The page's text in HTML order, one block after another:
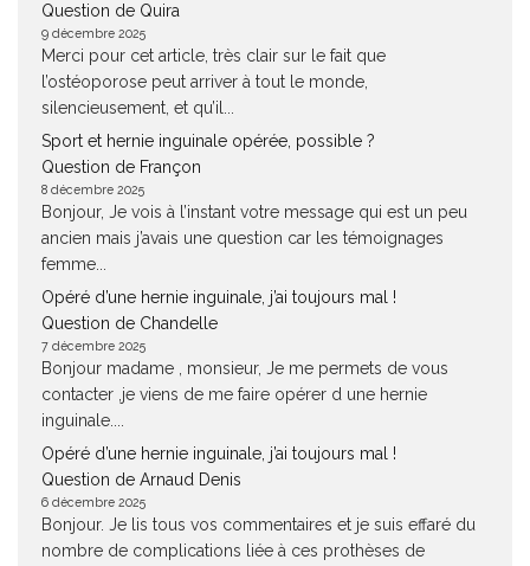
Question de Quira
9 décembre 2025
Merci pour cet article, très clair sur le fait que
l’ostéoporose peut arriver à tout le monde,
silencieusement, et qu’il...
Sport et hernie inguinale opérée, possible ?
Question de Françon
8 décembre 2025
Bonjour, Je vois à l’instant votre message qui est un peu
ancien mais j’avais une question car les témoignages
femme...
Opéré d’une hernie inguinale, j’ai toujours mal !
Question de Chandelle
7 décembre 2025
Bonjour madame , monsieur, Je me permets de vous
contacter ,je viens de me faire opérer d une hernie
inguinale....
Opéré d’une hernie inguinale, j’ai toujours mal !
Question de Arnaud Denis
6 décembre 2025
Bonjour. Je lis tous vos commentaires et je suis effaré du
nombre de complications liée à ces prothèses de